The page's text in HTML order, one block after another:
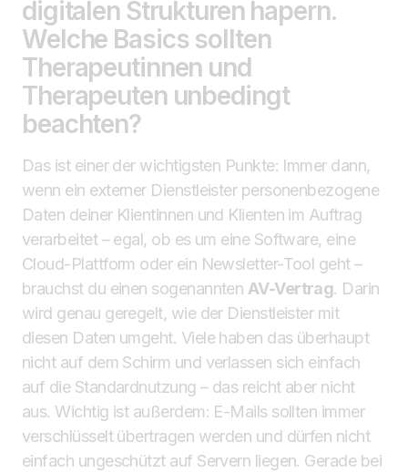
digitalen Strukturen hapern.
Welche Basics sollten
Therapeutinnen und
Therapeuten unbedingt
beachten?
Das ist einer der wichtigsten Punkte: Immer dann,
wenn ein externer Dienstleister personenbezogene
Daten deiner Klientinnen und Klienten im Auftrag
verarbeitet – egal, ob es um eine Software, eine
Cloud-Plattform oder ein Newsletter-Tool geht –
brauchst du einen sogenannten AV-Vertrag. Darin
wird genau geregelt, wie der Dienstleister mit
diesen Daten umgeht. Viele haben das überhaupt
nicht auf dem Schirm und verlassen sich einfach
auf die Standardnutzung – das reicht aber nicht
aus. Wichtig ist außerdem: E-Mails sollten immer
verschlüsselt übertragen werden und dürfen nicht
einfach ungeschützt auf Servern liegen. Gerade bei